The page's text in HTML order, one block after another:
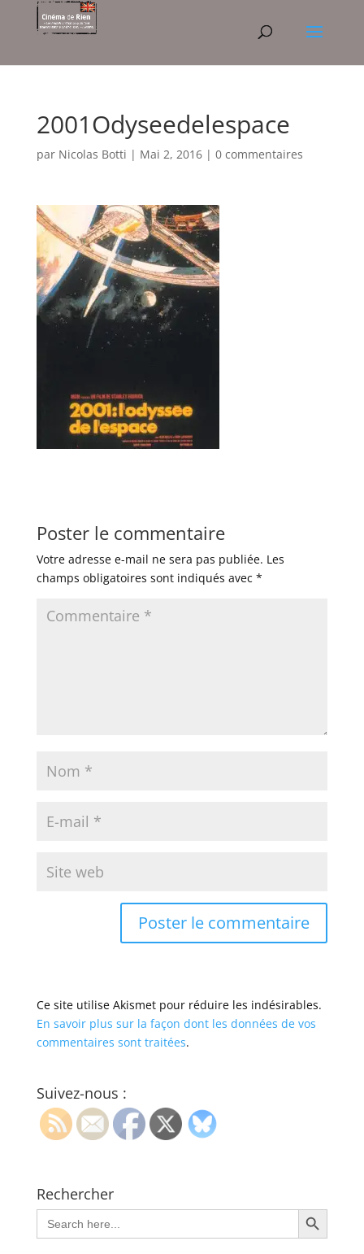
2001Odyseedelespace
par Nicolas Botti | Mai 2, 2016| 0 commentaires
Poster le commentaire
Votre adresse e-mail ne sera pas publiée. Les
champs obligatoires sont indiqués avec *
Ce site utilise Akismet pour réduire les indésirables.
En savoir plus sur la façon dont les données de vos
commentaires sont traitées.
Suivez-nous :
Rechercher
Search
for:
Search Button